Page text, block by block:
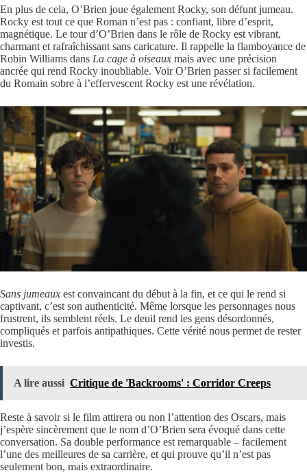
En plus de cela, O’Brien joue également Rocky, son défunt jumeau.
Rocky est tout ce que Roman n’est pas : confiant, libre d’esprit,
magnétique. Le tour d’O’Brien dans le rôle de Rocky est vibrant,
charmant et rafraîchissant sans caricature. Il rappelle la flamboyance de
Robin Williams dans La cage à oiseaux mais avec une précision
ancrée qui rend Rocky inoubliable. Voir O’Brien passer si facilement
du Romain sobre à l’effervescent Rocky est une révélation.
Sans jumeaux est convaincant du début à la fin, et ce qui le rend si
captivant, c’est son authenticité. Même lorsque les personnages nous
frustrent, ils semblent réels. Le deuil rend les gens désordonnés,
compliqués et parfois antipathiques. Cette vérité nous permet de rester
investis.
A lire aussi Critique de 'Backrooms' : Corridor Creeps
Reste à savoir si le film attirera ou non l’attention des Oscars, mais
j’espère sincèrement que le nom d’O’Brien sera évoqué dans cette
conversation. Sa double performance est remarquable – facilement
l’une des meilleures de sa carrière, et qui prouve qu’il n’est pas
seulement bon, mais extraordinaire.